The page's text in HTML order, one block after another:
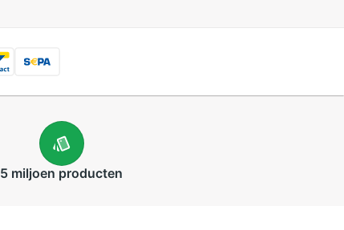
5 miljoen producten